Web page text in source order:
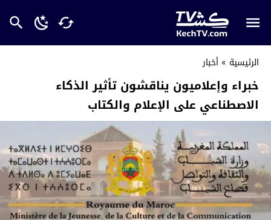
الرئيسية » أخبار
خبراء وإعلاميون يناقشون تأثير الذكاء
الاصطناعي على الإعلام والكتاب